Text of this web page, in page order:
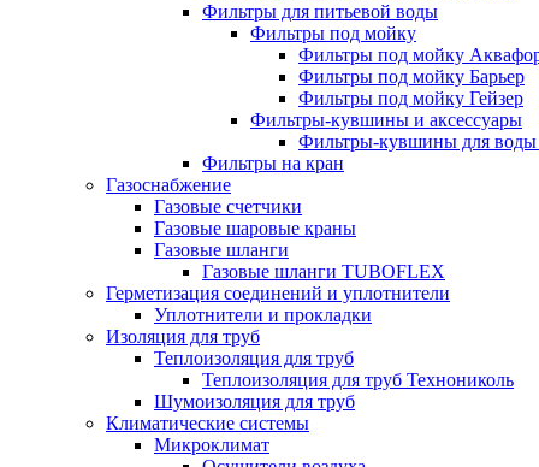
Фильтры для питьевой воды
Фильтры под мойку
Фильтры под мойку
Фильтры под мойку Барьер
Фильтры под мойку Гейзер
Фильтры-кувшины и аксессуары
Фильтры-кувшины для
Фильтры на кран
Газоснабжение
Газовые счетчики
Газовые шаровые краны
Газовые шланги
Газовые шланги TUBOFLEX
Герметизация соединений и уплотнители
Уплотнители и прокладки
Изоляция для труб
Теплоизоляция для труб
Теплоизоляция для труб Технониколь
Шумоизоляция для труб
Климатические системы
Микроклимат